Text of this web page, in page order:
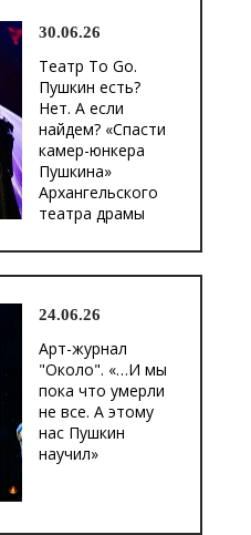
30.06.26
Театр To Go.
Пушкин есть?
Нет. А если
найдем? «Спасти
камер-юнкера
Пушкина»
Архангельского
театра драмы
24.06.26
Арт-журнал
"Около". «…И мы
пока что умерли
не все. А этому
нас Пушкин
научил»